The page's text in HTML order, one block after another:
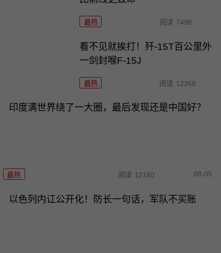
最热 阅读 7498
看不见就挨打！歼-15T百公里外
一剑封喉F-15J
最热 阅读 12358
印度满世界绕了一大圈，最后发现还是中国好？
最热 阅读 12150 08-05
以色列内讧公开化！防长一句话，军队不买账